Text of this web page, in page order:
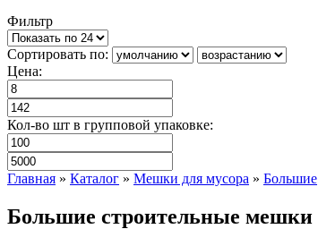
Фильтр
Сортировать по:
Цена:
Кол-во шт в групповой упаковке:
Главная » Каталог » Мешки для мусора » Большие
Большие строительные мешки